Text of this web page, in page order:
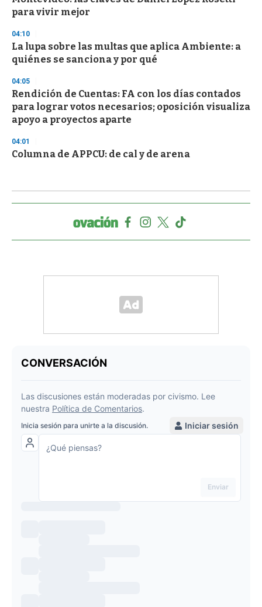
para vivir mejor
04:10
La lupa sobre las multas que aplica Ambiente: a
quiénes se sanciona y por qué
04:05
Rendición de Cuentas: FA con los días contados
para lograr votos necesarios; oposición visualiza
apoyo a proyectos aparte
04:01
Columna de APPCU: de cal y de arena